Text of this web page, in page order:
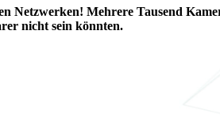
Netzwerken! Mehrere Tausend
nicht sein könnten.